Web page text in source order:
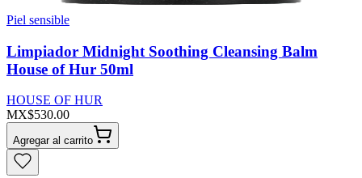
Piel sensible
Limpiador Midnight Soothing Cleansing Balm
House of Hur 50ml
HOUSE OF HUR
MX$530.00
Agregar al carrito